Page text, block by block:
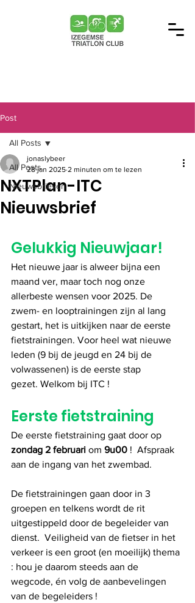
Post
All Posts
Nieuwsbrieven
All Posts
NXTPlan-ITC
Nieuwsbrief
jonaslybeer
28 jan 2025 2 minuten om te lezen
Gelukkig Nieuwjaar!
Het nieuwe jaar is alweer bijna een
maand ver, maar toch nog onze
allerbeste wensen voor 2025. De
zwem- en looptrainingen zijn al lang
gestart, het is uitkijken naar de eerste
fietstrainingen. Voor heel wat nieuwe
leden (9 bij de jeugd en 24 bij de
volwassenen) is de eerste stap
gezet. Welkom bij ITC !
Eerste fietstraining
De eerste fietstraining gaat door op
zondag 2 februari om 9u00 !  Afspraak
aan de ingang van het zwembad.
De fietstrainingen gaan door in 3
groepen en telkens wordt de rit
uitgestippeld door de begeleider van
dienst.  Veiligheid van de fietser in het
verkeer is een groot (en moeilijk) thema
: hou je daarom steeds aan de
wegcode, én volg de aanbevelingen
van de begeleiders !